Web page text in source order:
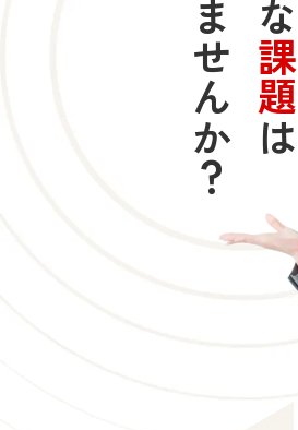
課題
は
ありませんか？